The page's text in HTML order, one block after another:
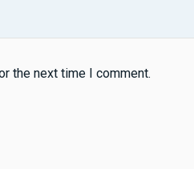
the next time I comment.